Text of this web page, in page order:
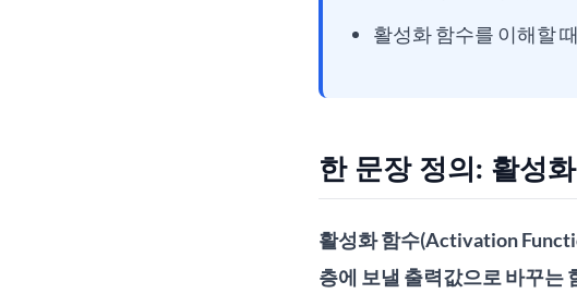
활성화 함수를 이해할
한 문장 정의: 활성
활성화 함수(Activation
층에 보낼 출력값으로 바꾸는